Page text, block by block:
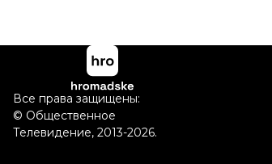
Все права защищены:
© Общественное
Телевидение, 2013-2026.